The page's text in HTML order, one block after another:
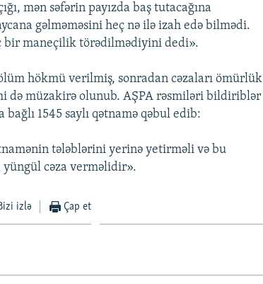
mən səfərin payızda baş tutacağına
gəlməməsini heç nə ilə izah edə bilmədi.
bir maneçilik törədilmədiyini dedi».
hökmü verilmiş, sonradan cəzaları ömürlük
də müzakirə olunub. AŞPA rəsmiləri bildiriblər
1545 saylı qətnamə qəbul edib:
tələblərini yerinə yetirməli və bu
yüngül cəza verməlidir».
izlə Çap et